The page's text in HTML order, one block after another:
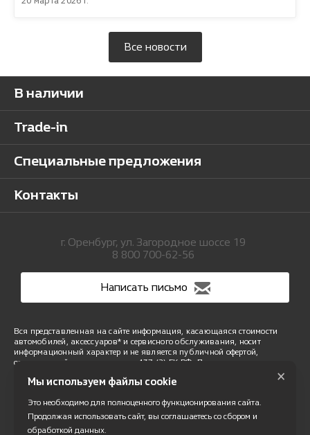
Все новости
В наличии
Trade-in
Специальные предложения
Контакты
г. Оренбург, ул. Загородное шоссе 19
8 800 700-62-56
Написать письмо
Вся представленная на сайте информация, касающаяся стоимости
автомобилей, аксессуаров* и сервисного обслуживания, носит
информационный характер и не является публичной офертой,
определяемой положениями ст. 437 (2) ГК РФ. Для получения
Опубликованная на данном сайте информация может быть изменена
аксессуаров указана без учета стоимости установки.
Правовая информация
Мы используем файлы cookie
Это необходимо для полноценного функционирования сайта.
Продолжая использовать сайт, вы соглашаетесь со сбором и
обработкой данных.
×